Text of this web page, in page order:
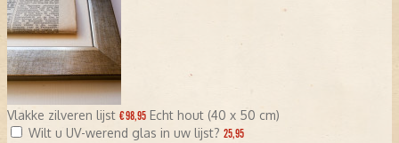
Vlakke zilveren lijst € 98,95 Echt hout (40 x 50 cm)
Wilt u UV-werend glas in uw lijst? 25,95